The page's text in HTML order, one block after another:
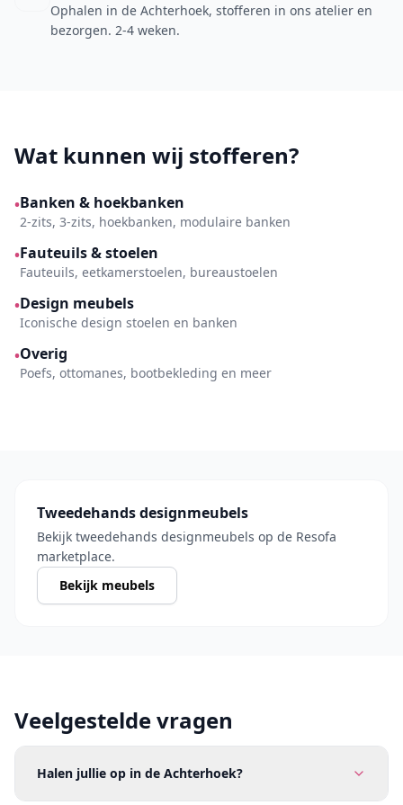
Ophalen in de Achterhoek, stofferen in ons atelier en
bezorgen. 2-4 weken.
Wat kunnen wij stofferen?
•Banken & hoekbanken
2-zits, 3-zits, hoekbanken, modulaire banken
•Fauteuils & stoelen
Fauteuils, eetkamerstoelen, bureaustoelen
•Design meubels
Iconische design stoelen en banken
•Overig
Poefs, ottomanes, bootbekleding en meer
Tweedehands designmeubels
Bekijk tweedehands designmeubels op de Resofa
marketplace.
Bekijk meubels
Veelgestelde vragen
Halen jullie op in de Achterhoek?